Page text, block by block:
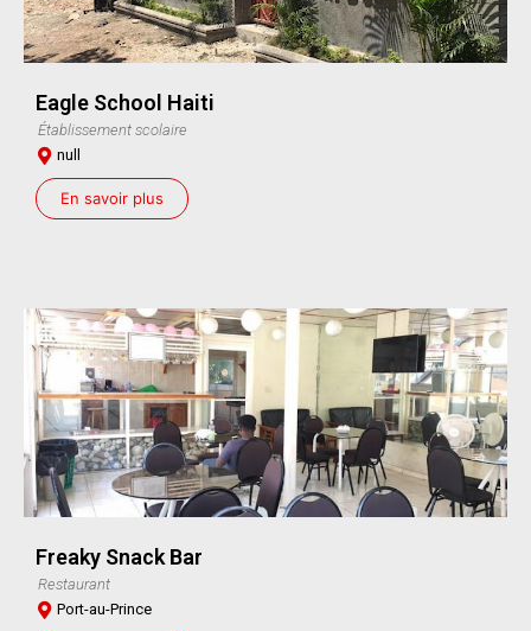
Eagle School Haiti
Établissement scolaire
null
En savoir plus
Freaky Snack Bar
Restaurant
Port-au-Prince